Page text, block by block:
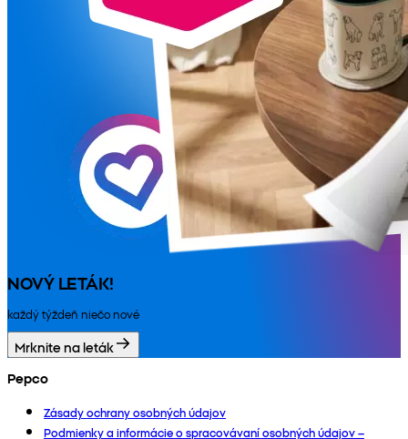
NOVÝ LETÁK!
každý týždeň niečo nové
Mrknite na leták
Pepco
Zásady ochrany osobných údajov
Podmienky a informácie o spracovávaní osobných údajov –